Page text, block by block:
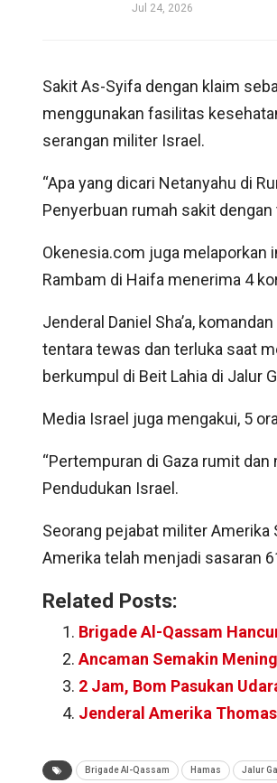
Jul 24, 2026
Sakit As-Syifa dengan klaim
menggunakan fasilitas
serangan militer Israel.
“Apa yang dicari Netanyahu di
Penyerbuan rumah sakit dengan
Okenesia.com juga melaporkan
Rambam di Haifa menerima 4
Jenderal Daniel Sha’a,
tentara tewas dan terluka saat
berkumpul di Beit Lahia di Jalur
Media Israel juga mengakui, 5
“Pertempuran di Gaza rumit
Pendudukan Israel.
Seorang pejabat militer Amerika
Amerika telah menjadi sasaran
Related Posts:
Brigade Al-Qassam
Ancaman Semakin
2 Jam, Bom Pasukan
Jenderal Amerika
Brigade Al-Qassam Hamas Jalur